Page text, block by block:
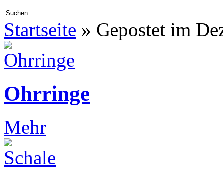
Startseite » Gepostet im
Ohrringe
Mehr